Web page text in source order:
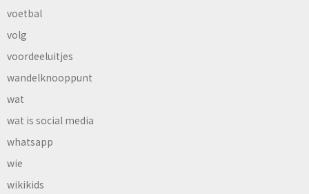
voetbal
volg
voordeeluitjes
wandelknooppunt
wat
wat is social media
whatsapp
wie
wikikids